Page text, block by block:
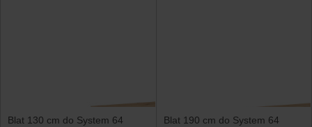
Blat 130 cm do System 64
Blat 190 cm do System 64